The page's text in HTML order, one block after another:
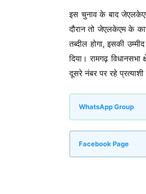
इस चुनाव के बाद
दौरान तो जेएलकेएम के
तब्दील होगा, इसकी
दिया। रामगढ़
दूसरे नंबर पर रहे
WhatsApp Group
Facebook Page